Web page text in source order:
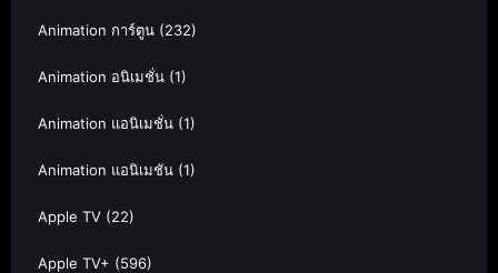
Animation การ์ตูน (232)
Animation อนิเมชั่น (1)
Animation แอนิเมชั่น (1)
Animation แอนิเมชัน (1)
Apple TV (22)
Apple TV+ (596)